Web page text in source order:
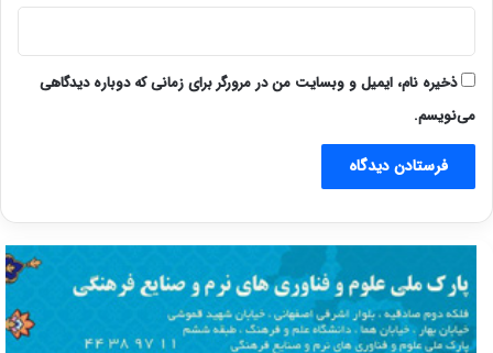
ذخیره نام، ایمیل و وبسایت من در مرورگر برای زمانی که دوباره دیدگاهی
می‌نویسم.